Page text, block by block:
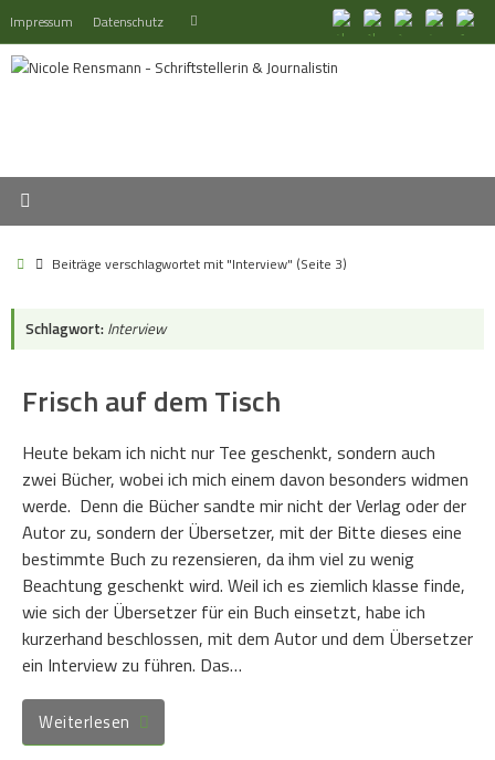
Inhalt
springen
Impressum Datenschutz Suchen
StartBeiträge verschlagwortet mit "Interview" (Seite 3)
Schlagwort: Interview
Frisch auf dem Tisch
Heute bekam ich nicht nur Tee geschenkt, sondern auch
zwei Bücher, wobei ich mich einem davon besonders widmen
werde. Denn die Bücher sandte mir nicht der Verlag oder der
Autor zu, sondern der Übersetzer, mit der Bitte dieses eine
bestimmte Buch zu rezensieren, da ihm viel zu wenig
Beachtung geschenkt wird. Weil ich es ziemlich klasse finde,
wie sich der Übersetzer für ein Buch einsetzt, habe ich
kurzerhand beschlossen, mit dem Autor und dem Übersetzer
ein Interview zu führen. Das…
Weiterlesen